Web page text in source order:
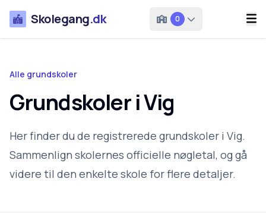
Skolegang.dk 0
Alle grundskoler
Grundskoler i Vig
Her finder du de registrerede grundskoler i Vig.
Sammenlign skolernes officielle nøgletal, og gå
videre til den enkelte skole for flere detaljer.